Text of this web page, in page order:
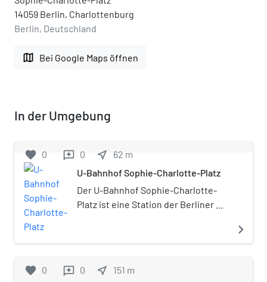
14059 Berlin, Charlottenburg
Berlin, Deutschland
map Bei Google Maps öffnen
In der Umgebung
favorite 0 reviews 0 near_me 62 m
U-Bahnhof Sophie-Charlotte-Platz
Der U-Bahnhof Sophie-Charlotte-
Platz ist eine Station der Berliner U-
Kaiserdamm und südlich des nach
benannten Platzes im Ortsteil
navigate_next
favorite 0 reviews 0 near_me 151 m